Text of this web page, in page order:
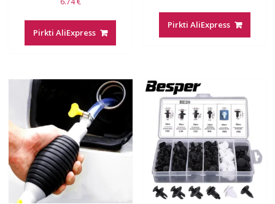
Pirkti AliExpress
41.23 €.
19.79 €.
Pirkti AliExpress